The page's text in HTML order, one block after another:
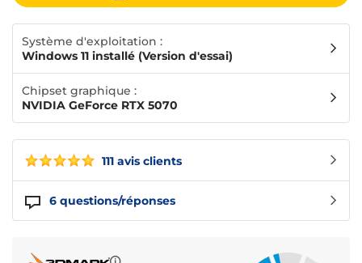
111 avis clients
6 questions/réponses
Système d'exploitation :
Windows 11 installé (Version d'essai)
Chipset graphique :
NVIDIA GeForce RTX 5070